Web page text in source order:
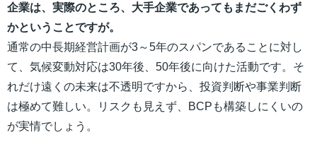
企業は、実際のところ、大手企業であってもまだごくわず
かということですが。
通常の中長期経営計画が3～5年のスパンであることに対し
て、気候変動対応は30年後、50年後に向けた活動です。そ
れだけ遠くの未来は不透明ですから、投資判断や事業判断
は極めて難しい。リスクも見えず、BCPも構築しにくいの
が実情でしょう。